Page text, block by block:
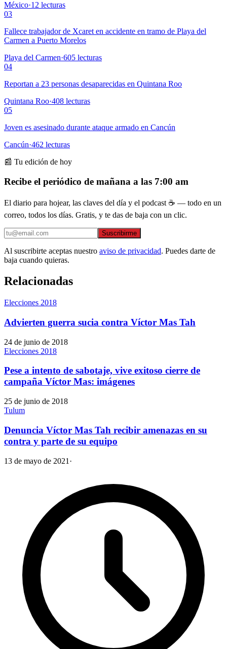
México·12 lecturas
03
Fallece trabajador de Xcaret en accidente en tramo de Playa del
Carmen a Puerto Morelos
Playa del Carmen·605 lecturas
04
Reportan a 23 personas desaparecidas en Quintana Roo
Quintana Roo·408 lecturas
05
Joven es asesinado durante ataque armado en Cancún
Cancún·462 lecturas
📰 Tu edición de hoy
Recibe el periódico de mañana a las 7:00 am
El diario para hojear, las claves del día y el podcast ☕ — todo en un
correo, todos los días. Gratis, y te das de baja con un clic.
Suscribirme
Al suscribirte aceptas nuestro aviso de privacidad. Puedes darte de
baja cuando quieras.
Relacionadas
Elecciones 2018
Advierten guerra sucia contra Víctor Mas Tah
24 de junio de 2018
Elecciones 2018
Pese a intento de sabotaje, vive exitoso cierre de
campaña Víctor Mas: imágenes
25 de junio de 2018
Tulum
Denuncia Víctor Mas Tah recibir amenazas en su
contra y parte de su equipo
13 de mayo de 2021 ·